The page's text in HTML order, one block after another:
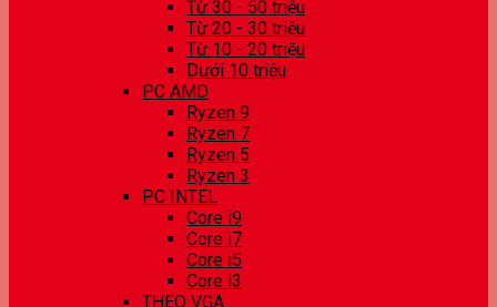
Từ 30 - 50 triệu
Từ 20 - 30 triệu
Từ 10 - 20 triệu
Dưới 10 triệu
PC AMD
Ryzen 9
Ryzen 7
Ryzen 5
Ryzen 3
PC INTEL
Core i9
Core i7
Core i5
Core i3
THEO VGA